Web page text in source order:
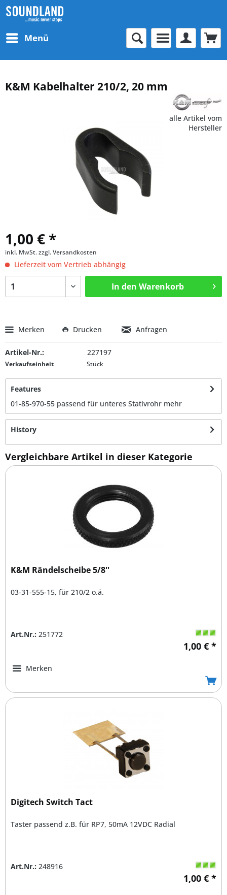
Menü
K&M Kabelhalter 210/2, 20 mm
alle Artikel vom
Hersteller
1,00 € *
inkl. MwSt.zzgl. Versandkosten
Lieferzeit vom Vertrieb abhängig
In den Warenkorb
Merken Drucken Anfragen
Artikel-Nr.: 227197
Verkaufseinheit Stück
Features
01-85-970-55 passend für unteres Stativrohr mehr
History
Vergleichbare Artikel in dieser Kategorie
K&M Rändelscheibe 5/8''
03-31-555-15, für 210/2 o.ä.
Art.Nr.: 251772
1,00 € *
Merken
Digitech Switch Tact
Taster passend z.B. für RP7, 50mA 12VDC Radial
Art.Nr.: 248916
1,00 € *